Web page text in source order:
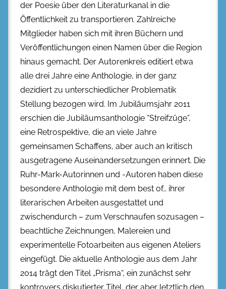
der Poesie über den Literaturkanal in die
Öffentlichkeit zu transportieren. Zahlreiche
Mitglieder haben sich mit ihren Büchern und
Veröffentlichungen einen Namen über die Region
hinaus gemacht. Der Autorenkreis editiert etwa
alle drei Jahre eine Anthologie, in der ganz
dezidiert zu unterschiedlicher Problematik
Stellung bezogen wird. Im Jubiläumsjahr 2011
erschien die Jubiläumsanthologie “Streifzüge”,
eine Retrospektive, die an viele Jahre
gemeinsamen Schaffens, aber auch an kritisch
ausgetragene Auseinandersetzungen erinnert. Die
Ruhr-Mark-Autorinnen und -Autoren haben diese
besondere Anthologie mit dem best of… ihrer
literarischen Arbeiten ausgestattet und
zwischendurch – zum Verschnaufen sozusagen –
beachtliche Zeichnungen, Malereien und
experimentelle Fotoarbeiten aus eigenen Ateliers
eingefügt. Die aktuelle Anthologie aus dem Jahr
2014 trägt den Titel „Prisma“, ein zunächst sehr